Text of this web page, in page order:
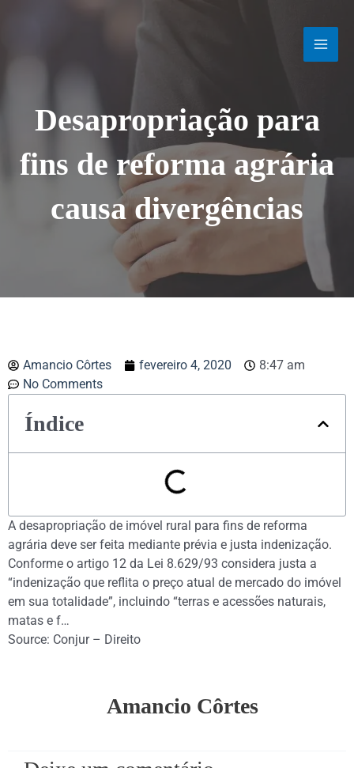
Desapropriação para
fins de reforma agrária
causa divergências
Amancio Côrtes fevereiro 4, 2020
8:47 am
No Comments
Índice
A desapropriação de imóvel rural para fins de reforma
agrária deve ser feita mediante prévia e justa indenização.
Conforme o artigo 12 da Lei 8.629/93 considera justa a
“indenização que reflita o preço atual de mercado do imóvel
em sua totalidade”, incluindo “terras e acessões naturais,
matas e f…
Source: Conjur – Direito
Amancio Côrtes